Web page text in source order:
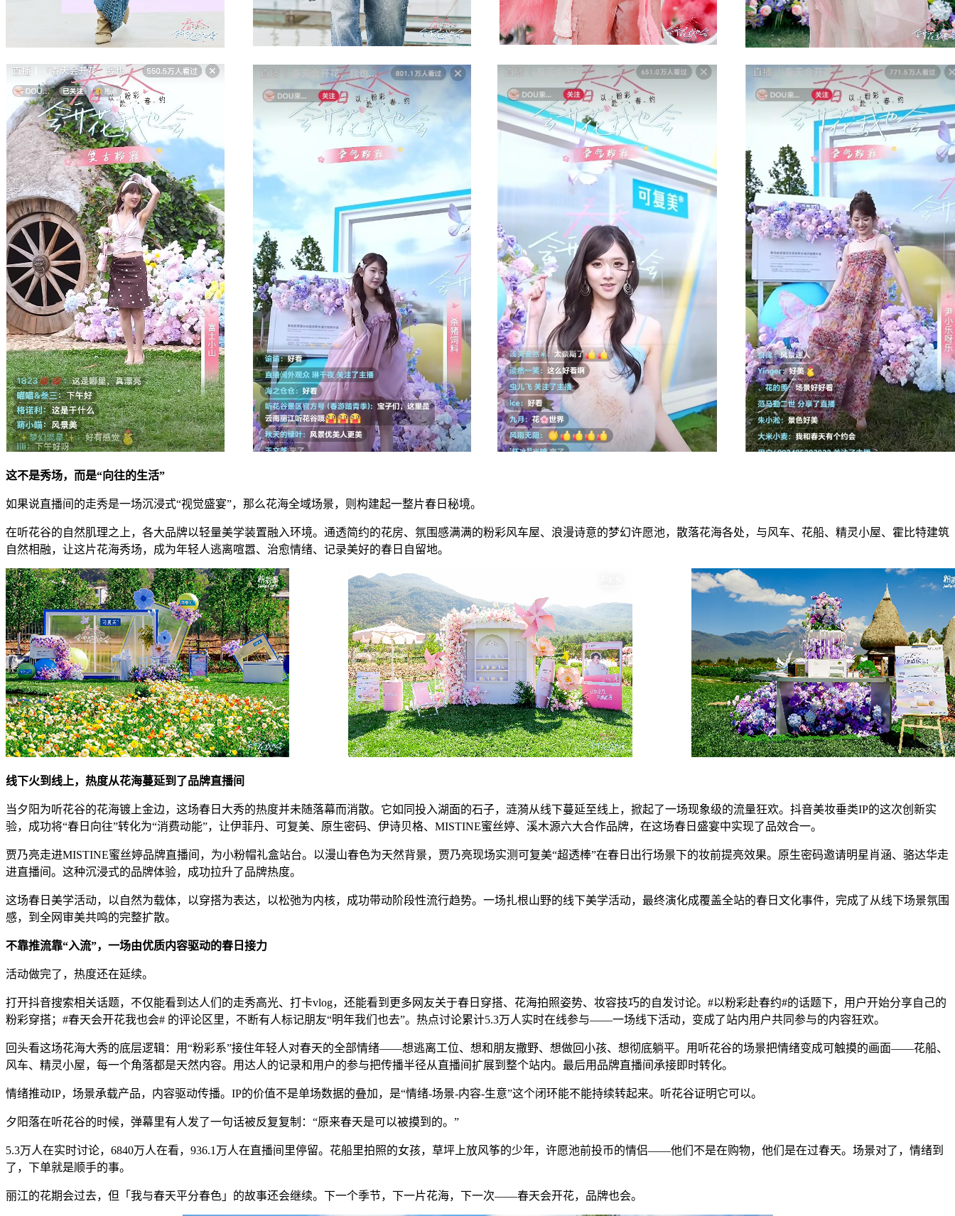
这不是秀场，而是“向往的生活”
如果说直播间的走秀是一场沉浸式“视觉盛宴”，那么花海全域场景，则构建起一整片春日秘境。
在听花谷的自然肌理之上，各大品牌以轻量美学装置融入环境。通透简约的花房、氛围感满满的粉彩风车屋、浪漫诗意的梦幻许愿池，散落花海各处，与风车、花船、精灵小屋、霍比特建筑
自然相融，让这片花海秀场，成为年轻人逃离喧嚣、治愈情绪、记录美好的春日自留地。
线下火到线上，热度从花海蔓延到了品牌直播间
当夕阳为听花谷的花海镀上金边，这场春日大秀的热度并未随落幕而消散。它如同投入湖面的石子，涟漪从线下蔓延至线上，掀起了一场现象级的流量狂欢。抖音美妆垂类IP的这次创新实
验，成功将“春日向往”转化为“消费动能”，让伊菲丹、可复美、原生密码、伊诗贝格、MISTINE蜜丝婷、溪木源六大合作品牌，在这场春日盛宴中实现了品效合一。
贾乃亮走进MISTINE蜜丝婷品牌直播间，为小粉帽礼盒站台。以漫山春色为天然背景，贾乃亮现场实测可复美“超透棒”在春日出行场景下的妆前提亮效果。原生密码邀请明星肖涵、骆达华走
进直播间。这种沉浸式的品牌体验，成功拉升了品牌热度。
这场春日美学活动，以自然为载体，以穿搭为表达，以松弛为内核，成功带动阶段性流行趋势。一场扎根山野的线下美学活动，最终演化成覆盖全站的春日文化事件，完成了从线下场景氛围
感，到全网审美共鸣的完整扩散。
不靠推流靠“入流”，一场由优质内容驱动的春日接力
活动做完了，热度还在延续。
打开抖音搜索相关话题，不仅能看到达人们的走秀高光、打卡vlog，还能看到更多网友关于春日穿搭、花海拍照姿势、妆容技巧的自发讨论。#以粉彩赴春约#的话题下，用户开始分享自己的
粉彩穿搭；#春天会开花我也会# 的评论区里，不断有人标记朋友“明年我们也去”。热点讨论累计5.3万人实时在线参与——一场线下活动，变成了站内用户共同参与的内容狂欢。
回头看这场花海大秀的底层逻辑：用“粉彩系”接住年轻人对春天的全部情绪——想逃离工位、想和朋友撒野、想做回小孩、想彻底躺平。用听花谷的场景把情绪变成可触摸的画面——花船、
风车、精灵小屋，每一个角落都是天然内容。用达人的记录和用户的参与把传播半径从直播间扩展到整个站内。最后用品牌直播间承接即时转化。
情绪推动IP，场景承载产品，内容驱动传播。IP的价值不是单场数据的叠加，是“情绪-场景-内容-生意”这个闭环能不能持续转起来。听花谷证明它可以。
夕阳落在听花谷的时候，弹幕里有人发了一句话被反复复制：“原来春天是可以被摸到的。”
5.3万人在实时讨论，6840万人在看，936.1万人在直播间里停留。花船里拍照的女孩，草坪上放风筝的少年，许愿池前投币的情侣——他们不是在购物，他们是在过春天。场景对了，情绪到
了，下单就是顺手的事。
丽江的花期会过去，但「我与春天平分春色」的故事还会继续。下一个季节，下一片花海，下一次——春天会开花，品牌也会。